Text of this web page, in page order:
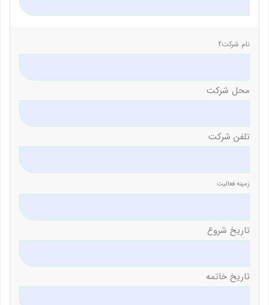
نام شرکت2
محل شرکت
تلفن شرکت
زمینه فعالیت
تاریخ شروع
تاریخ خاتمه